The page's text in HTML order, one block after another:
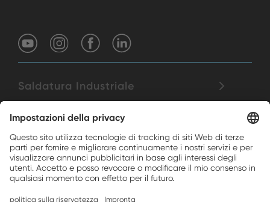
Saldatura Industriale
Filtrazione
Utensili di precisione